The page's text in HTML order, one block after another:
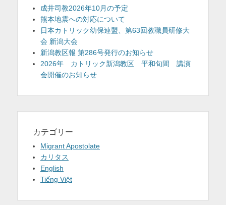
成井司教2026年10月の予定
熊本地震への対応について
日本カトリック幼保連盟、第63回教職員研修大
会 新潟大会
新潟教区報 第286号発行のお知らせ
2026年 カトリック新潟教区 平和旬間 講演
会開催のお知らせ
カテゴリー
Migrant Apostolate
カリタス
English
Tiếng Việt